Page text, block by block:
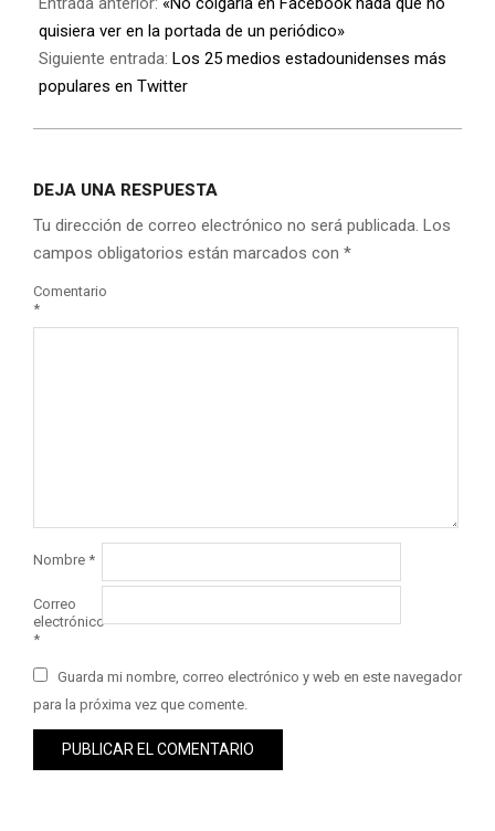
quisiera ver en la portada de un periódico»
Siguiente entrada: Los 25 medios estadounidenses más
populares en Twitter
DEJA UNA RESPUESTA
Tu dirección de correo electrónico no será publicada. Los
campos obligatorios están marcados con *
Comentario
*
Nombre *
Correo
electrónico
*
Guarda mi nombre, correo electrónico y web en este navegador
para la próxima vez que comente.